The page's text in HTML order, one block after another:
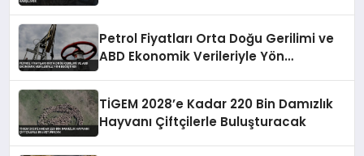
Petrol Fiyatları Orta Doğu Gerilimi ve
ABD Ekonomik Verileriyle Yön
TİGEM 2028’e Kadar 220 Bin Damızlık
Hayvanı Çiftçilerle Buluşturacak